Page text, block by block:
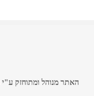
האתר מנוהל ומתוחזק ע"י